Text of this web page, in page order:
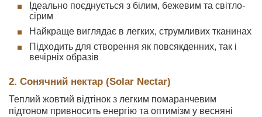
Ідеально поєднується з білим, бежевим та світло-
сірим
Найкраще виглядає в легких, струмливих тканинах
Підходить для створення як повсякденних, так і
вечірніх образів
2. Сонячний нектар (Solar Nectar)
Теплий жовтий відтінок з легким помаранчевим
підтоном привносить енергію та оптимізм у весняні